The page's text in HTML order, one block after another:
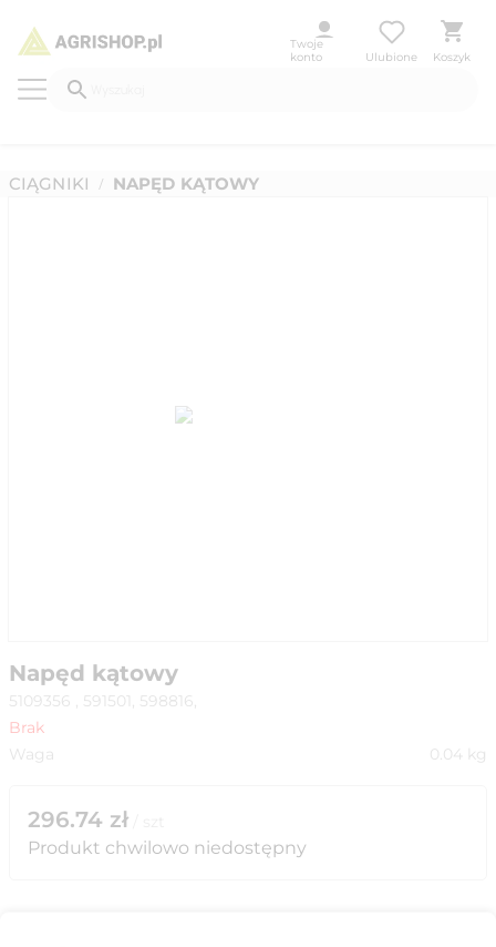
Twoje
konto
Ulubione Koszyk
CIĄGNIKI / NAPĘD KĄTOWY
Napęd kątowy
5109356 , 591501, 598816,
Brak
Waga
0.04 kg
296.74 zł
Produkt chwilowo niedostępny